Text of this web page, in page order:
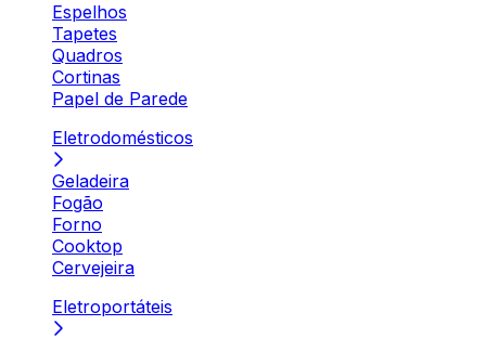
Espelhos
Tapetes
Quadros
Cortinas
Papel de Parede
Eletrodomésticos
Geladeira
Fogão
Forno
Cooktop
Cervejeira
Eletroportáteis